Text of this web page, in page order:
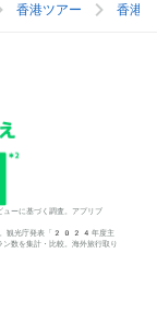
香港ツアー 香港
ーに基づく調査。アプリブ
。観光庁発表「2024年度主
数を集計・比較。海外旅行取り